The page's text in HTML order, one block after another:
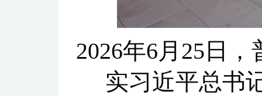
2026年6月25日
实习近平总书